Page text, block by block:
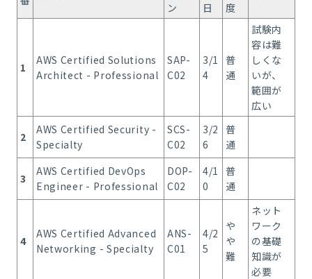
ン
日
度
1
AWS Certified Solutions
Architect - Professional
SAP-
C02
3/1
4
普
通
試験内
容は難
しくな
いが、
範囲が
広い
2
AWS Certified Security -
Specialty
SCS-
C02
3/2
6
普
通
3
AWS Certified DevOps
Engineer - Professional
DOP-
C02
4/1
0
普
通
4
AWS Certified Advanced
Networking - Specialty
ANS-
C01
4/2
5
や
や
難
ネット
ワーク
の基礎
知識が
必要